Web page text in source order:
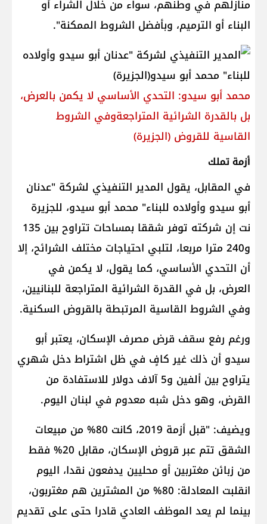
منازلهم في وطنهم، سواء من خلال الشراء أو
البناء أو الترميم، وبأفضل الشروط الممكنة".
محمد أبو سيدو: التحدي الأساسي لا يكمن بالعرض،
بل بالقدرة الشرائية المتراجعةوفي الشروط
القاسية للقروض (الجزيرة)
أزمة تملك
في المقابل، يقول المدير التنفيذي لشركة "عدنان
أبو سيدو وأولاده للبناء" محمد أبو سيدو، للجزيرة
نت إن شركته توفر شققا بمساحات تتراوح بين 135
و240 مترا مربعا، لتلبي احتياجات مختلف الشرائح، إلا
أن التحدي الأساسي، كما يقول، لا يكمن في
العرض، بل في القدرة الشرائية المتراجعة للبنانيين،
وفي الشروط القاسية المرتبطة بالقروض السكنية.
ورغم رفع سقف قرض مصرف الإسكان، يعتبر أبو
سيدو أن ذلك غير كافٍ في ظل اشتراط دخل شهري
يتراوح بين ألفين و5 آلاف دولار للاستفادة من
القرض، وهو دخل شبه معدوم في لبنان اليوم.
ويضيف: "قبل أزمة 2019، كانت 80% من مبيعات
الشقق تتم عبر قروض الإسكان، مقابل 20% فقط
من زبائن مغتربين أو محليين يدفعون نقدا، اليوم
انقلبت المعادلة: 80% من المشترين هم مغتربون،
بينما لم يعد الموظف العادي قادرا حتى على تقديم